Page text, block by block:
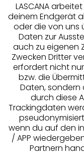
Services
Beratung
Über uns
Rechtliches
LASCANA
deinem Endgerät
oder die von uns
Daten zur
auch zu eigenen
Zwecken Dritter
erfordert nicht
bzw. die
Daten,
durch diese
Trackingdaten
wenn du auf den
/ APP
Partnern